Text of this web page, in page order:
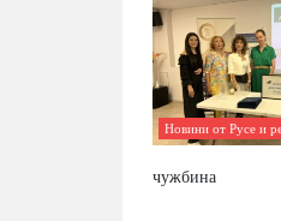
Новини от Русе и
чужбина